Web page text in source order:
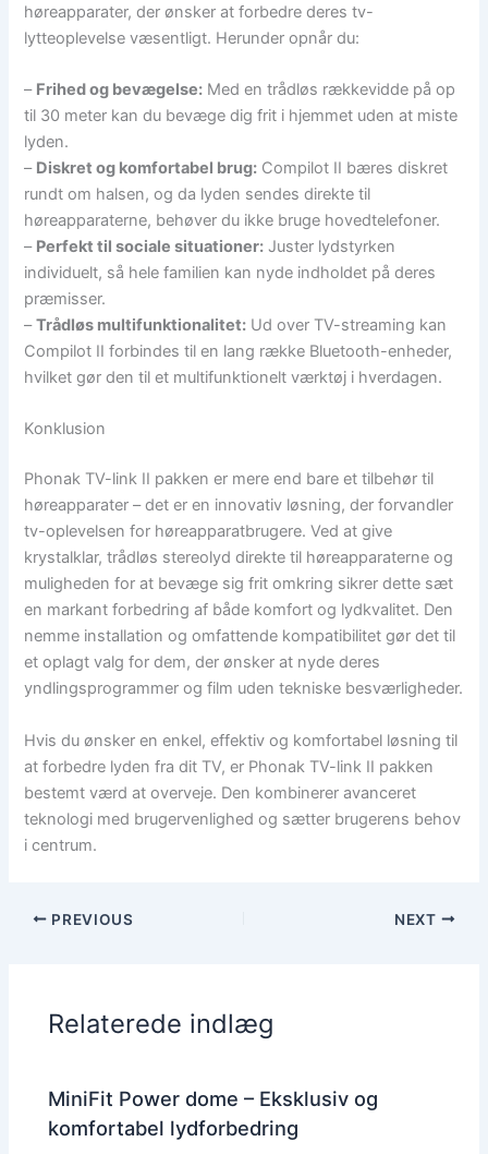
høreapparater, der ønsker at forbedre deres tv-
lytteoplevelse væsentligt. Herunder opnår du:
– Frihed og bevægelse: Med en trådløs rækkevidde på op
til 30 meter kan du bevæge dig frit i hjemmet uden at miste
lyden.
– Diskret og komfortabel brug: Compilot II bæres diskret
rundt om halsen, og da lyden sendes direkte til
høreapparaterne, behøver du ikke bruge hovedtelefoner.
– Perfekt til sociale situationer: Juster lydstyrken
individuelt, så hele familien kan nyde indholdet på deres
præmisser.
–Trådløs multifunktionalitet: Ud over TV-streaming kan
Compilot II forbindes til en lang række Bluetooth-enheder,
hvilket gør den til et multifunktionelt værktøj i hverdagen.
Konklusion
Phonak TV-link II pakken er mere end bare et tilbehør til
høreapparater – det er en innovativ løsning, der forvandler
tv-oplevelsen for høreapparatbrugere. Ved at give
krystalklar, trådløs stereolyd direkte til høreapparaterne og
muligheden for at bevæge sig frit omkring sikrer dette sæt
en markant forbedring af både komfort og lydkvalitet. Den
nemme installation og omfattende kompatibilitet gør det til
et oplagt valg for dem, der ønsker at nyde deres
yndlingsprogrammer og film uden tekniske besværligheder.
Hvis du ønsker en enkel, effektiv og komfortabel løsning til
at forbedre lyden fra dit TV, er Phonak TV-link II pakken
bestemt værd at overveje. Den kombinerer avanceret
teknologi med brugervenlighed og sætter brugerens behov
i centrum.
PREVIOUS NEXT
Relaterede indlæg
MiniFit Power dome – Eksklusiv og
komfortabel lydforbedring